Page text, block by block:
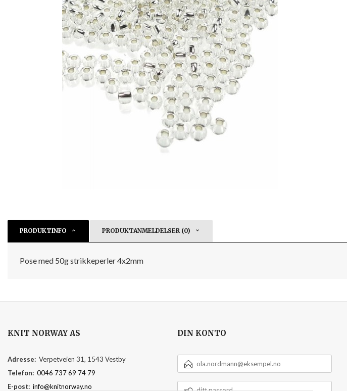
PRODUKTINFO PRODUKTANMELDELSER (0)
Pose med 50g strikkeperler 4x2mm
KNIT NORWAY AS
Adresse: Verpetveien 31, 1543 Vestby
Telefon: 0046 737 69 74 79
E-post: info@knitnorway.no
DIN KONTO
POSTADRESSE